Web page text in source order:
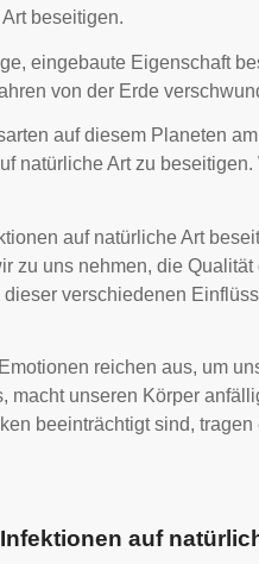
beseitigen.
eingebaute Eigenschaft
von der Erde
auf diesem Planeten
natürliche Art zu
auf natürliche Art
zu uns nehmen, die
verschiedenen
reichen aus, um
macht unseren Körper
beeinträchtigt sind,
auf